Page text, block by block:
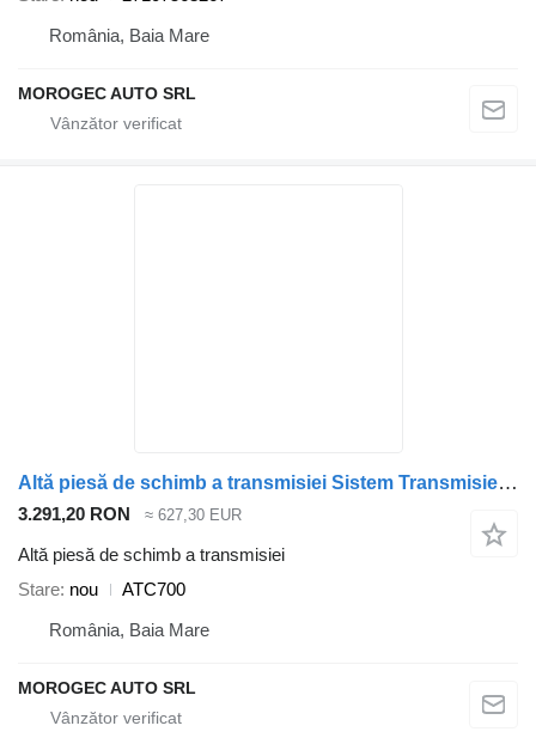
România, Baia Mare
MOROGEC AUTO SRL
Altă piesă de schimb a transmisiei Sistem Transmisie Sistem Transmisie X5/X6 ATC700 pentru automobil BMW X5/X6
3.291,20 RON ≈ 627,30 EUR
Altă piesă de schimb a transmisiei
Stare nou
ATC700
România, Baia Mare
MOROGEC AUTO SRL